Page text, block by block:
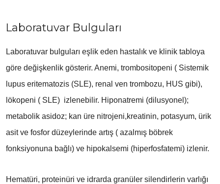
Laboratuvar Bulguları
Laboratuvar bulguları eşlik eden hastalık ve klinik tabloya
göre değişkenlik gösterir. Anemi, trombositopeni ( Sistemik
lupus eritematozis (SLE), renal ven trombozu, HUS gibi),
lökopeni ( SLE) izlenebilir. Hiponatremi (dilusyonel);
metabolik asidoz; kan üre nitrojeni,kreatinin, potasyum, ürik
asit ve fosfor düzeylerinde artış ( azalmış böbrek
fonksiyonuna bağlı) ve hipokalsemi (hiperfosfatemi) izlenir.
Hematüri, proteinüri ve idrarda granüler silendirlerin varlığı